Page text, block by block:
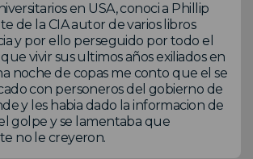
en USA, conoci a Phillip
de la CIA autor de varios libros
y por ello perseguido por todo el
vivir sus ultimos años exiliados en
noche de copas me conto que el se
con personeros del gobierno de
y les habia dado la informacion de
golpe y se lamentaba que
no le creyeron.